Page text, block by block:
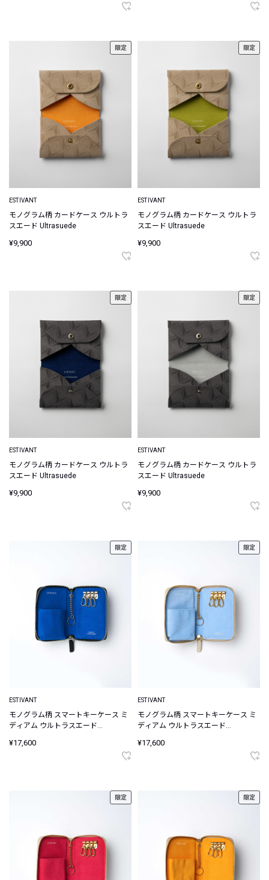
限定
ESTIVANT
モノグラム柄 カードケース ウルトラ
スエード Ultrasuede
¥9,900
限定
ESTIVANT
モノグラム柄 カードケース ウルトラ
スエード Ultrasuede
¥9,900
限定
ESTIVANT
モノグラム柄 カードケース ウルトラ
スエード Ultrasuede
¥9,900
限定
ESTIVANT
モノグラム柄 カードケース ウルトラ
スエード Ultrasuede
¥9,900
限定
ESTIVANT
モノグラム柄 スマートキーケース ミ
ディアム ウルトラスエード
¥17,600
限定
ESTIVANT
モノグラム柄 スマートキーケース ミ
ディアム ウルトラスエード
¥17,600
限定 限定